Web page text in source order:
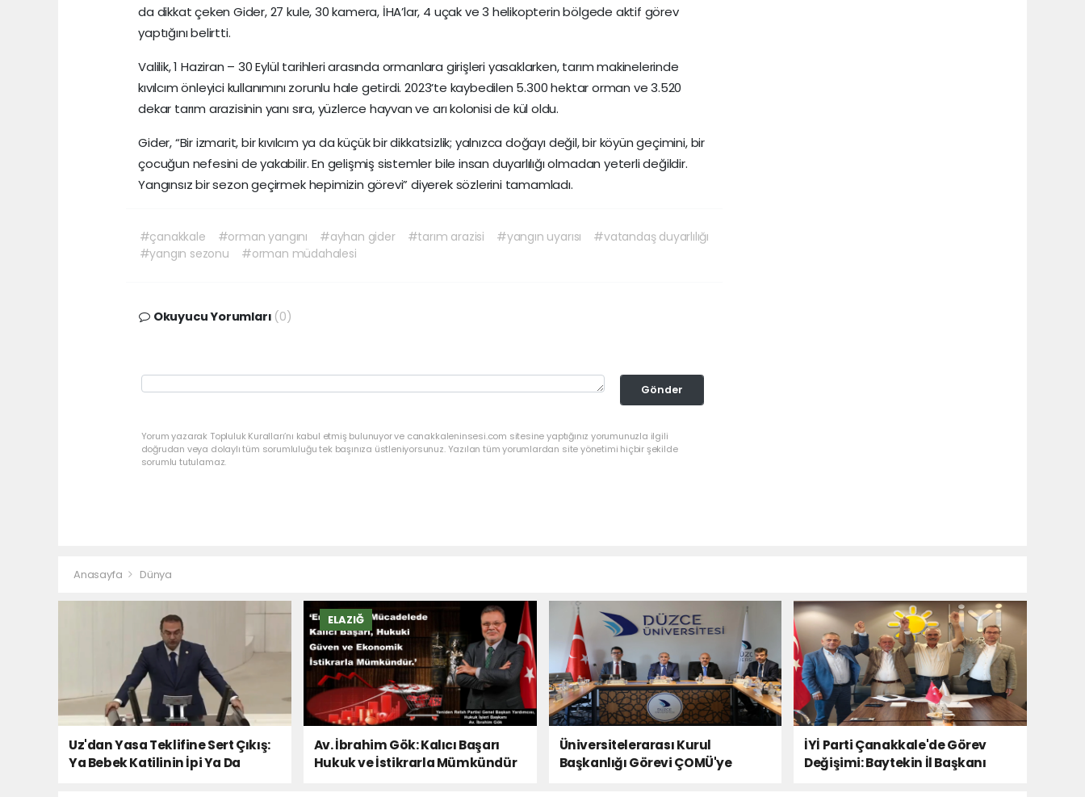
da dikkat çeken Gider, 27 kule, 30 kamera, İHA’lar, 4 uçak ve 3 helikopterin bölgede aktif görev
yaptığını belirtti.
Valilik, 1 Haziran – 30 Eylül tarihleri arasında ormanlara girişleri yasaklarken, tarım makinelerinde
kıvılcım önleyici kullanımını zorunlu hale getirdi. 2023’te kaybedilen 5.300 hektar orman ve 3.520
dekar tarım arazisinin yanı sıra, yüzlerce hayvan ve arı kolonisi de kül oldu.
Gider, “Bir izmarit, bir kıvılcım ya da küçük bir dikkatsizlik; yalnızca doğayı değil, bir köyün geçimini, bir
çocuğun nefesini de yakabilir. En gelişmiş sistemler bile insan duyarlılığı olmadan yeterli değildir.
Yangınsız bir sezon geçirmek hepimizin görevi” diyerek sözlerini tamamladı.
#çanakkale #orman yangını #ayhan gider #tarım arazisi #yangın uyarısı
#vatandaş duyarlılığı
#yangın sezonu
#orman müdahalesi
Okuyucu Yorumları (0)
Gönder
Yorum yazarak Topluluk Kuralları’nı kabul etmiş bulunuyor ve canakkaleninsesi.com sitesine yaptığınız yorumunuzla ilgili
doğrudan veya dolaylı tüm sorumluluğu tek başınıza üstleniyorsunuz. Yazılan tüm yorumlardan site yönetimi hiçbir şekilde
sorumlu tutulamaz.
Anasayfa Dünya
Uz'dan Yasa Teklifine Sert Çıkış:
Ya Bebek Katilinin İpi Ya Da
ELAZIĞ
Av. İbrahim Gök: Kalıcı Başarı
Hukuk ve İstikrarla Mümkündür
Üniversitelerarası Kurul
Başkanlığı Görevi ÇOMÜ'ye
İYİ Parti Çanakkale'de Görev
Değişimi: Baytekin İl Başkanı